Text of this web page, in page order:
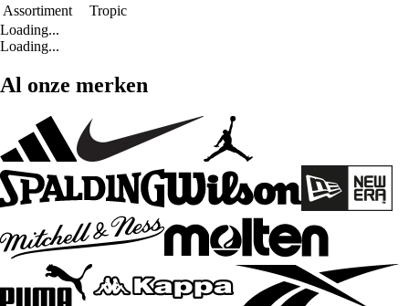
Assortiment
Tropic
Loading...
Loading...
Al onze merken